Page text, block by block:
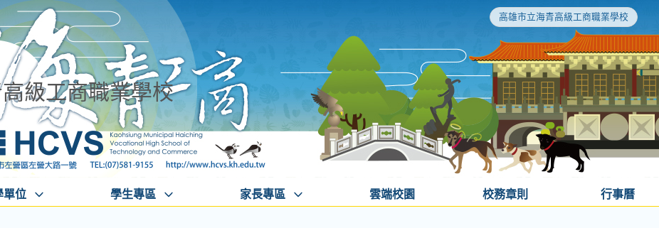
高雄市立海青高級工商職業學校
級工商職業學校
單位 學生專區 家長專區 雲端校園 校務章則 行事曆